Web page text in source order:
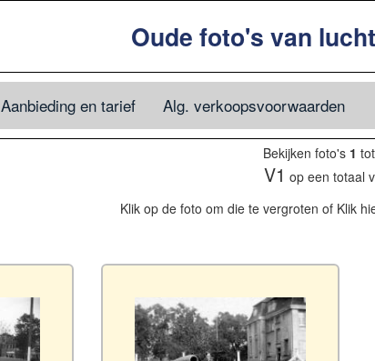
Oude foto's van
Aanbieding en tarief Alg. verkoopsvoorwaarden
Bekijken foto's 1 tot
V1 op een totaal
Klik op de foto om die te vergroten of Klik